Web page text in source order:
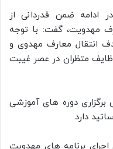
ادامه ضمن قدردانی از
مهدویت، گفت: با توجه
انتقال معارف مهدوی و
متظران در عصر غیبت
برگزاری دوره های آموزشی
دارد.
برنامه های مهدویت